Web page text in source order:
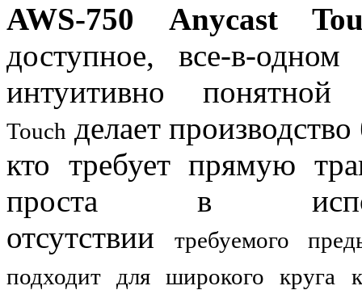
AWS-750
Anycast
доступное, все-в-
интуитивно
Touch делает
кто требует прямую
проста в
отсутствиитребуемого
подходит для широкого круга